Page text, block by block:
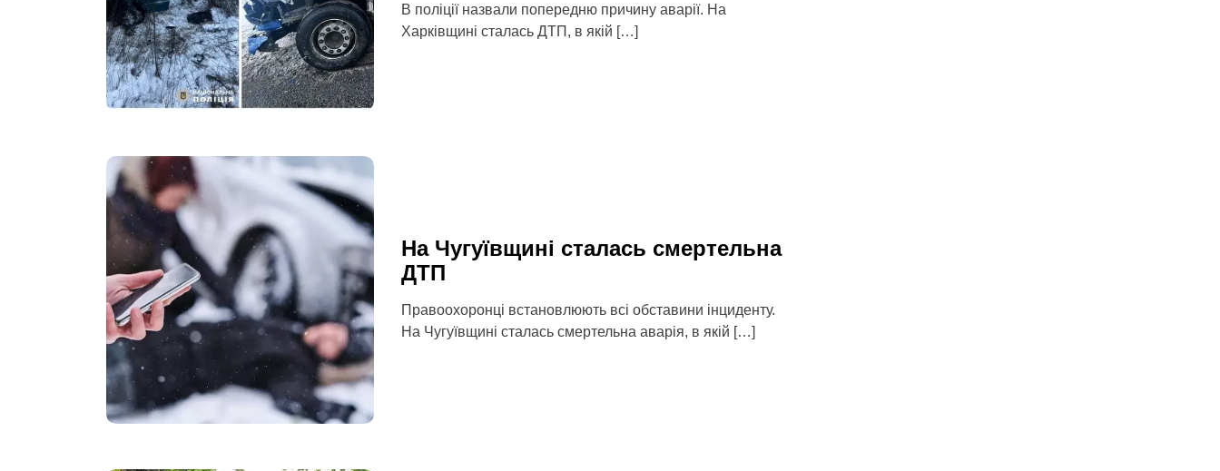
В поліції назвали попередню причину аварії. На
Харківщині сталась ДТП, в якій […]
На Чугуївщині сталась смертельна
ДТП
Правоохоронці встановлюють всі обставини інциденту.
На Чугуївщині сталась смертельна аварія, в якій […]